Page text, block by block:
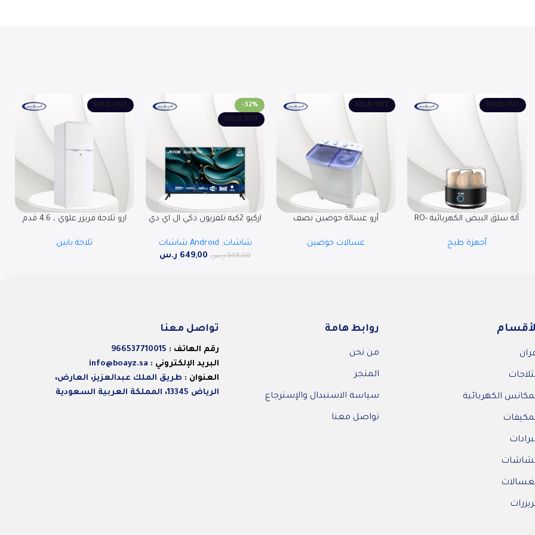
SOLD OUT
آلة سلق البيض الكهربائية RO-
أجهزة طبخ
SOLD OUT
أرو غسالة حوضين نصف
غسالات حوضين
-32%
SOLD OUT
اركيو 2كيه تلفزيون ذكي ال اي دي
شاشات, Android شاشات
949,00 ر.س 649,00 ر.س
SOLD OUT
ارو ثلاجة فريزر علوي ، 4.6 قدم
ثلاجة بابين
الكهربائية
روابط هامة
من نحن
المتجر
سياسة الاستبدال والإسترجاع
تواصل معنا
تواصل معنا
رقم الهاتف : 966537710015
البريد الإلكتروني : info@boayz.sa
العنوان : طريق الملك عبدالعزيز، العارض،
الرياض 13345، المملكة العربية السعودية